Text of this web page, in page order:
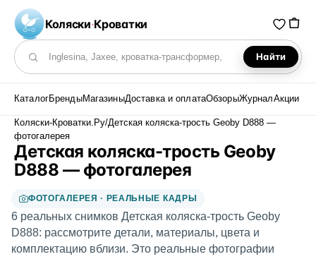
Коляски·Кроватки
Поиск по каталогу
Найти
КаталогБрендыМагазиныДоставка и оплатаОбзорыЖурналАкции
Коляски-Кроватки.Ру/Детская коляска-трость Geoby D888 —
фотогалерея
Детская коляска-трость Geoby
D888 — фотогалерея
ФОТОГАЛЕРЕЯ · РЕАЛЬНЫЕ КАДРЫ
6 реальных снимков Детская коляска-трость Geoby
D888: рассмотрите детали, материалы, цвета и
комплектацию вблизи. Это реальные фотографии